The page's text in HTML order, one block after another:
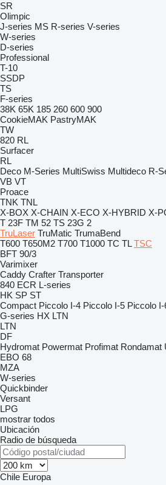
SR
Olimpic
J-series MS R-series V-series
W-series
D-series
Professional
T-10
SSDP
TS
F-series
38K 65K 185 260 600 900
CookieMAK PastryMAK
TW
820 RL
Surfacer
RL
Deco M-Series MultiSwiss Multideco R-
VB VT
Proace
TNK TNL
X-BOX X-CHAIN X-ECO X-HYBRID X-
T 23F TM 52 TS 23G 2
TruLaser TruMatic TrumaBend
T600 T650M2 T700 T1000 TC TL TSC
BFT 90/3
Varimixer
Caddy Crafter Transporter
840 ECR L-series
HK SP ST
Compact Piccolo I-4 Piccolo I-5 Piccolo I-
G-series HX LTN
LTN
DF
Hydromat Powermat Profimat Rondamat
EBO 68
MZA
W-series
Quickbinder
Versant
LPG
mostrar todos
Ubicación
Radio de búsqueda
Chile Europa